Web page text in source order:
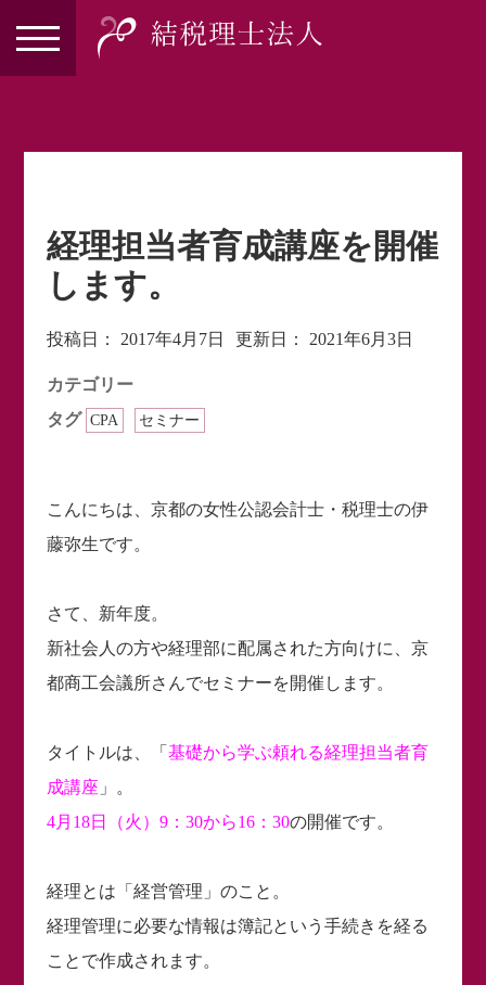
経理担当者育成講座を開催
します。
投稿日： 2017年4月7日 更新日： 2021年6月3日
カテゴリー
タグ CPA セミナー
こんにちは、京都の女性公認会計士・税理士の伊
藤弥生です。
さて、新年度。
新社会人の方や経理部に配属された方向けに、京
都商工会議所さんでセミナーを開催します。
タイトルは、「 基礎から学ぶ頼れる経理担当者育
成講座 」。
4月18日（火）9：30から16：30の開催です。
経理とは「経営管理」のこと。
経理管理に必要な情報は簿記という手続きを経る
ことで作成されます。